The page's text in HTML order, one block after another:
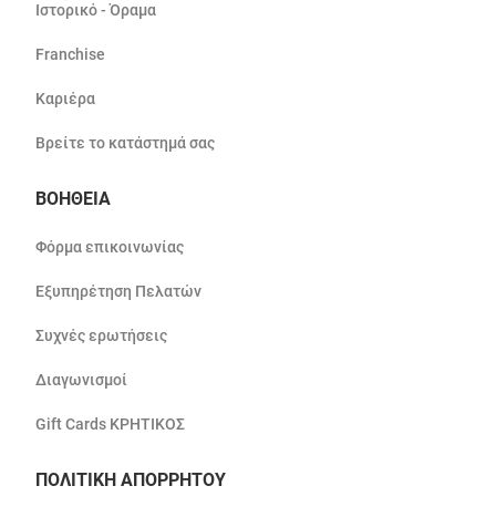
Ιστορικό - Όραμα
Franchise
Καριέρα
Βρείτε το κατάστημά σας
ΒΟΗΘΕΙΑ
Φόρμα επικοινωνίας
Εξυπηρέτηση Πελατών
Συχνές ερωτήσεις
Διαγωνισμοί
Gift Cards ΚΡΗΤΙΚΟΣ
ΠΟΛΙΤΙΚΗ ΑΠΟΡΡΗΤΟΥ